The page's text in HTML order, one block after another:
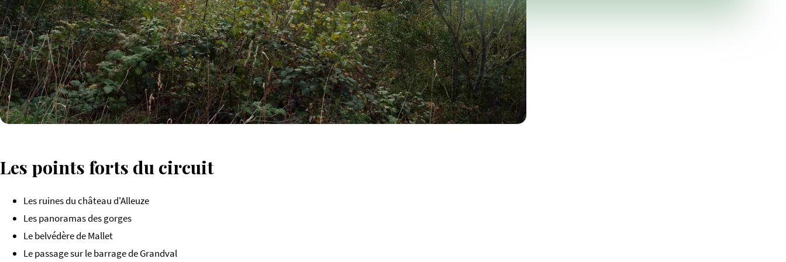
Les points forts du circuit
Les ruines du château d'Alleuze
Les panoramas des gorges
Le belvédère de Mallet
Le passage sur le barrage de Grandval